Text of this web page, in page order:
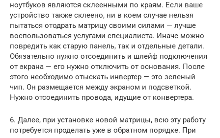
ноутбуков являются склеенными по краям. Если ваше
устройство также склеено, ни в коем случае нельзя
пытаться отодрать матрицу своими силами — лучше
воспользоваться услугами специалиста. Иначе можно
повредить как старую панель, так и отдельные детали.
Обязательно нужно отсоединить и шлейф подключения
от экрана — его нужно отключить от основания. После
этого необходимо отыскать инвертер — это зеленый
чип. Он размещается между экраном и подсветкой.
Нужно отсоединить провода, идущие от конвертера.
6. Далее, при установке новой матрицы, всю эту работу
потребуется проделать уже в обратном порядке. При